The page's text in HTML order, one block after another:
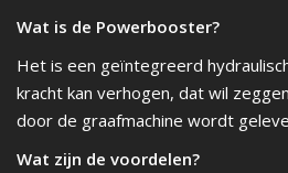
Wat is de Powerbooster?
Het is een geïntegreerd
kracht kan verhogen, dat wil
door de graafmachine wordt
Wat zijn de voordelen?